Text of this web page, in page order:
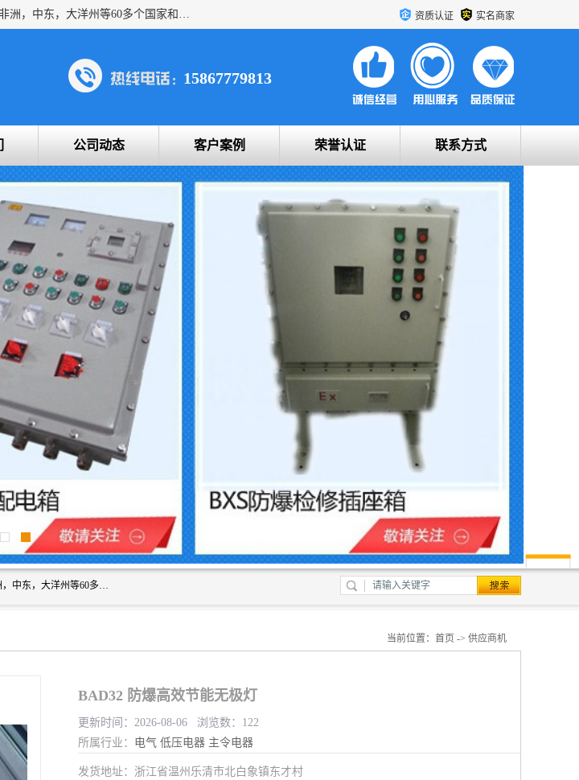
浙创防爆公司产品得到了 国内外广大用户的青眯，销售网络遍布全国各地及远销东南亚，非洲，中东，大洋州等60多个国家和地区，并初步建立起以中国大陆为总部的全球营销体系。 专业生产：防爆电气，BXMD系列防爆照明动力配电箱，BJX防爆接线箱，BKX防爆控制箱，防爆检修电源箱，防爆开关箱，不锈钢防爆箱，201/304/316不锈钢防爆配电箱系列， 防爆防腐系列，防爆防腐操作柱，防爆防腐控制箱 浙创防爆 资质认证 实名商家
15867779813
公司动态 客户案例 荣誉认证 联系方式
浙创防爆公司产品得到了 国内外广大用户的青眯，销售网络遍布全国各地及远销东南亚，非洲，中东，大洋州等60多个国家和地区，并初步建立起以中国大陆为总部的全球营销体系。 专业生产：防爆电气，BXMD系列防爆照明动力配电箱，BJX防爆接线箱，BKX防爆控制箱，防爆检修电源箱，防爆开关箱，不锈钢防爆箱，201/304/316不锈钢防爆配电箱系列， 防爆防腐系列，防爆防腐操作柱，防爆防腐控制箱 浙创防爆
当前位置： 首页 -> 供应商机
BAD32 防爆高效节能无极灯
更新时间：2026-08-06 浏览数：122
所属行业： 电气 低压电器 主令电器
发货地址：浙江省温州乐清市北白象镇东才村